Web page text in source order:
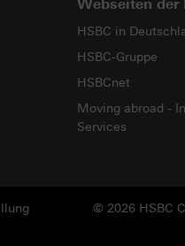
Webseiten der
HSBC in
HSBC-Gruppe
HSBCnet
Moving abroad -
Services
© 2026 HSBC